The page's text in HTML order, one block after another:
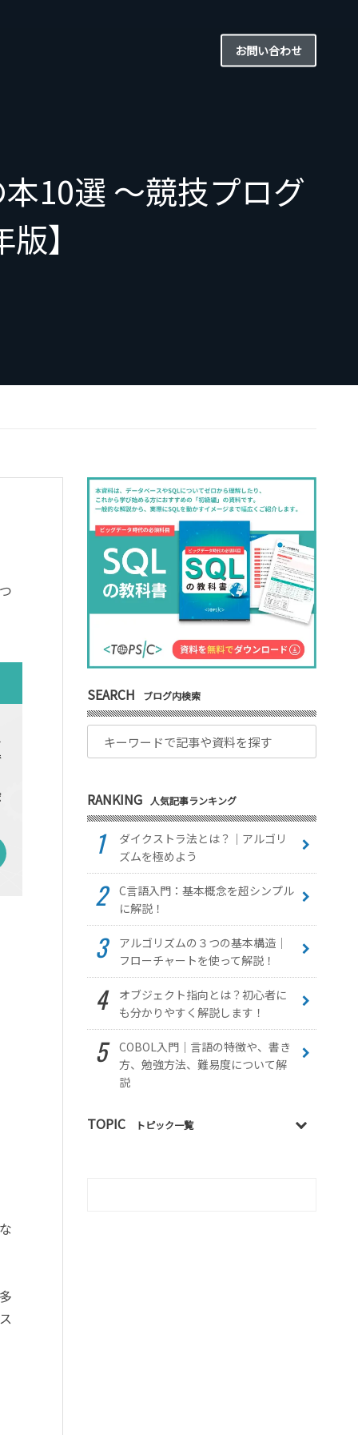
お問い合わせ
10選 〜競技プログ
】
SEARCH ブログ内検索
RANKING 人気記事ランキング
ダイクストラ法とは？｜アルゴリ
ズムを極めよう
C言語入門：基本概念を超シンプル
に解説！
アルゴリズムの３つの基本構造｜
フローチャートを使って解説！
オブジェクト指向とは？初心者に
も分かりやすく解説します！
COBOL入門｜言語の特徴や、書き
方、勉強方法、難易度について解
説
TOPIC トピック一覧